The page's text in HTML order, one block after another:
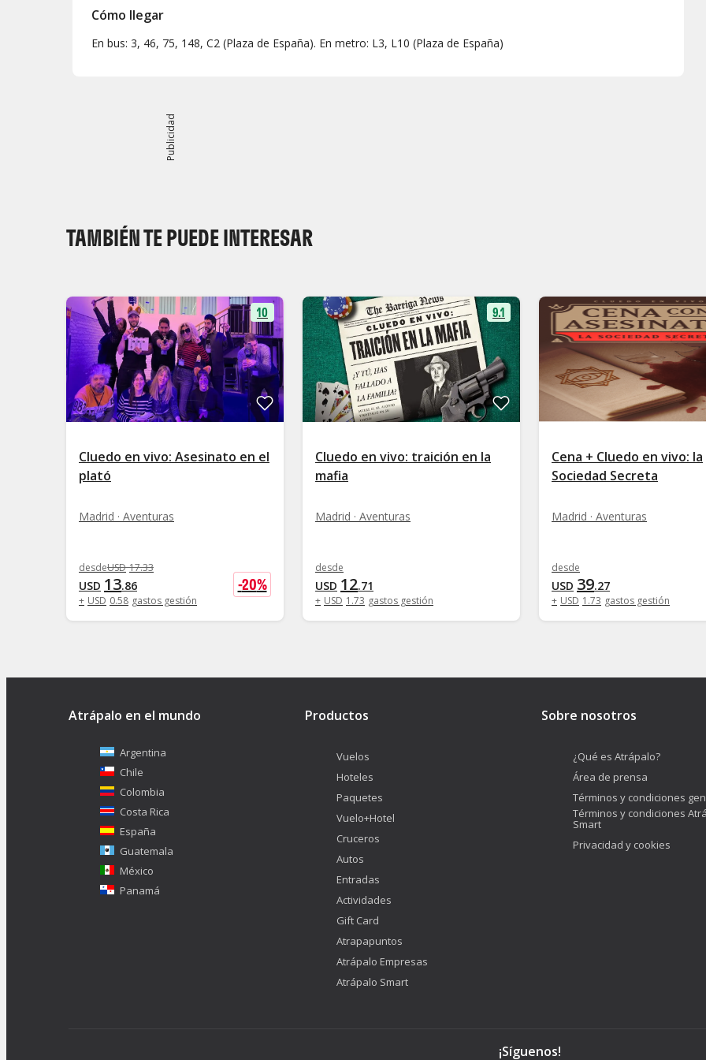
Cómo llegar
En bus: 3, 46, 75, 148, C2 (Plaza de España). En metro: L3, L10 (Plaza de España)
Publicidad
TAMBIÉN TE PUEDE INTERESAR
10
Cluedo en vivo: Asesinato en el
plató
Madrid · Aventuras
desdeUSD 17.33
USD 13.86
+ USD 0.58 gastos gestión
-20%
9.1
Cluedo en vivo: traición en la
mafia
Madrid · Aventuras
desde
USD 12.71
+ USD 1 .73 gastos gestión
Cena + Cluedo en vivo: la
Sociedad Secreta
Madrid · Aventuras
desde
USD 39.27
+ USD 1 .73 gastos gestión
Atrápalo en el mundo
Argentina
Chile
Colombia
Costa Rica
España
Guatemala
México
Panamá
Productos
Vuelos
Hoteles
Paquetes
Vuelo+Hotel
Cruceros
Autos
Entradas
Actividades
Gift Card
Atrapapuntos
Atrápalo Empresas
Atrápalo Smart
Sobre nosotros
¿Qué es Atrápalo?
Área de prensa
Términos y condiciones
Términos y condiciones
Smart
Privacidad y cookies
¡Síguenos!